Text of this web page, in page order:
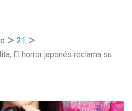
21
El horror japonés reclama su